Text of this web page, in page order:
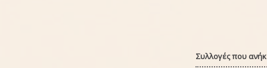
Συλλογές που